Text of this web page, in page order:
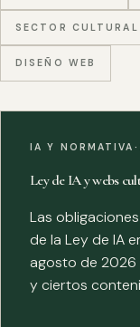
SECTOR CULTURAL
DISEÑO WEB
IA Y NORMATIVA ·
Ley de IA y webs
Las
de la Ley de IA
agosto de 2026
y ciertos